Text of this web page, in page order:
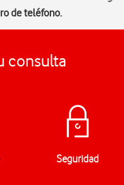
de teléfono.
consulta
Seguridad